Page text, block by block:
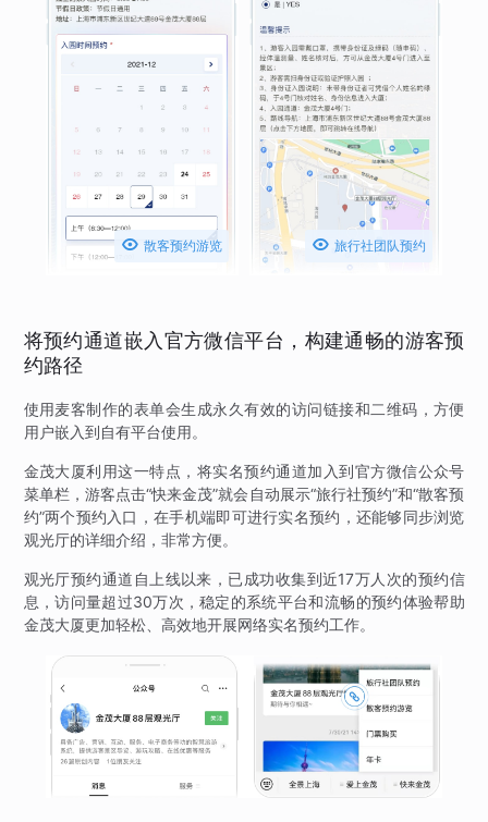
 散客预约游览  旅行社团队预约
将预约通道嵌入官方微信平台，构建通畅的游客预
约路径
使用麦客制作的表单会生成永久有效的访问链接和二维码，方便
用户嵌入到自有平台使用。
金茂大厦利用这一特点，将实名预约通道加入到官方微信公众号
菜单栏，游客点击“快来金茂”就会自动展示“旅行社预约”和“散客预
约”两个预约入口，在手机端即可进行实名预约，还能够同步浏览
观光厅的详细介绍，非常方便。
观光厅预约通道自上线以来，已成功收集到近17万人次的预约信
息，访问量超过30万次，稳定的系统平台和流畅的预约体验帮助
金茂大厦更加轻松、高效地开展网络实名预约工作。